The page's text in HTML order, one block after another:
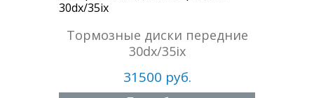
Тормозные диски передние
30dx/35ix
31500 руб.